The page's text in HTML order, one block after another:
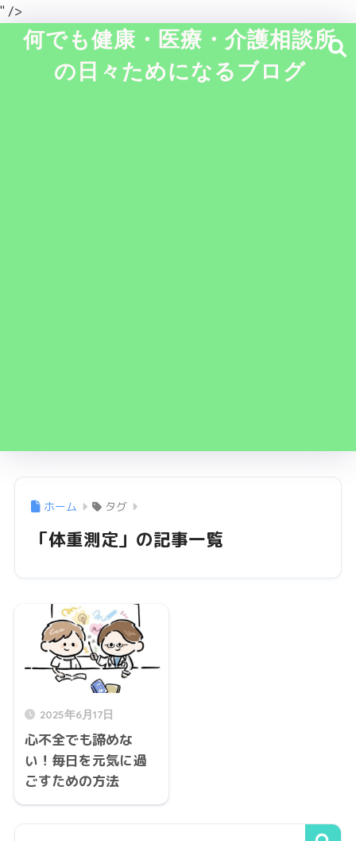
" />
何でも健康・医療・介護相談所
の日々ためになるブログ
ホーム タグ
「体重測定」の記事一覧
2025年6月17日
心不全でも諦めな
い！毎日を元気に過
ごすための方法